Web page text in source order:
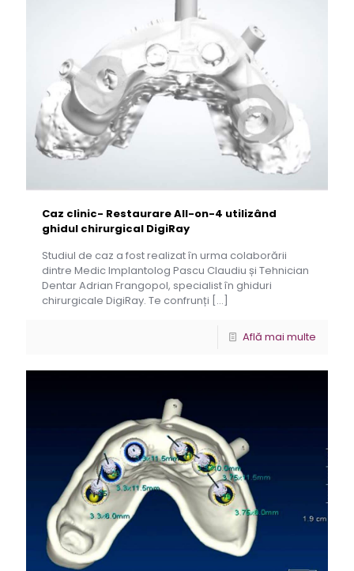
Caz clinic- Restaurare All-on-4 utilizând
ghidul chirurgical DigiRay
Studiul de caz a fost realizat în urma colaborării
dintre Medic Implantolog Pascu Claudiu și Tehnician
Dentar Adrian Frangopol, specialist în ghiduri
chirurgicale DigiRay. Te confrunți […]
Află mai multe